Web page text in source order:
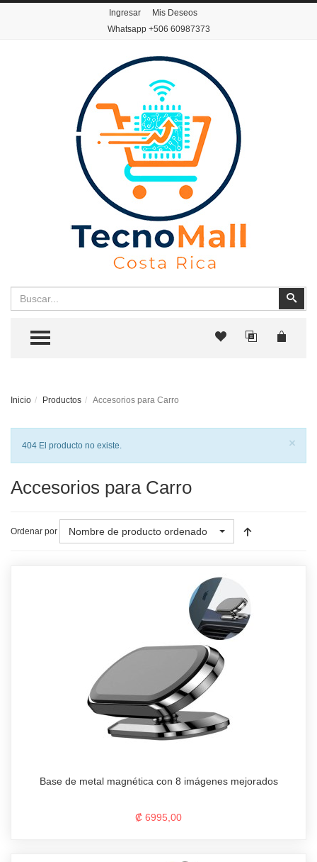
Ingresar
Mis Deseos
Whatsapp+506 60987373
TOGGLE MENU
Inicio Productos Accesorios para Carro
×
Notificación
404 El producto no existe.
Accesorios para Carro
Ordenar por Nombre de producto ordenado
Base de metal magnética con 8 imágenes mejorados
₡ 6995,00